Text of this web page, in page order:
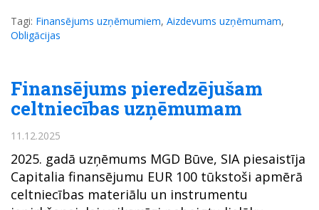
Tagi: Finansējums uzņēmumiem, Aizdevums uzņēmumam,
Obligācijas
Finansējums pieredzējušam
celtniecības uzņēmumam
11.12.2025
2025. gadā uzņēmums MGD Būve, SIA piesaistīja
Capitalia finansējumu EUR 100 tūkstoši apmērā
celtniecības materiālu un instrumentu